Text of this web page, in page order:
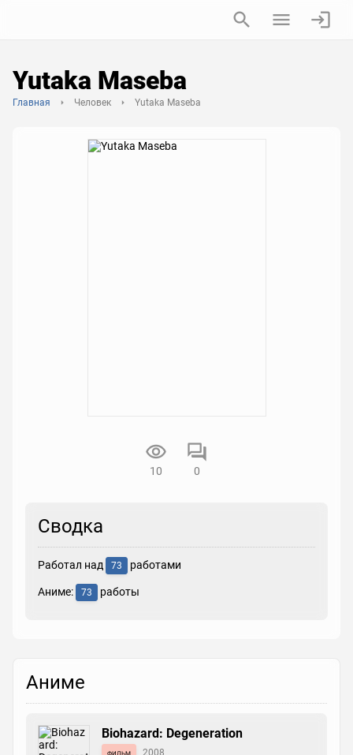
Yutaka Maseba
Главная Человек Yutaka Maseba
10 0
Сводка
Работал над 73 работами
Аниме: 73 работы
Аниме
Biohazard: Degeneration
фильм 2008